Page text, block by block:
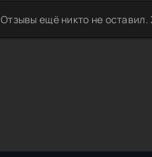
Отзывы ещё никто не оставил.